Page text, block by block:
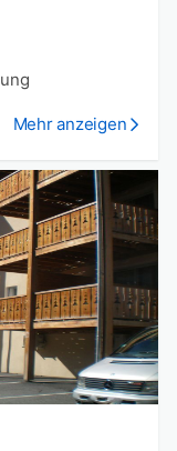
Mehr anzeigen